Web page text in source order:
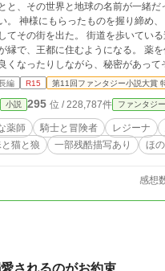
と、その世界と地球の名前が一緒
に越え、街でひと悶着あったから買い物
てその街を出た。 街道を歩いてい
に住むようになる。 薬を作ったり、ダンジョンに潜ったり、トラブルに巻き込まれたり、冒険者
くなったりしながら、秘密があっ
入る、転移（転生）したヒロインの
編 R15 第11回ファンタジー小説大賞
小説 295 位 / 228,787件 ファンタジー
薬師 騎士と冒険者 レジーナ
猫と狼
一部残酷描写あり ほ
感想
されるのがお約束